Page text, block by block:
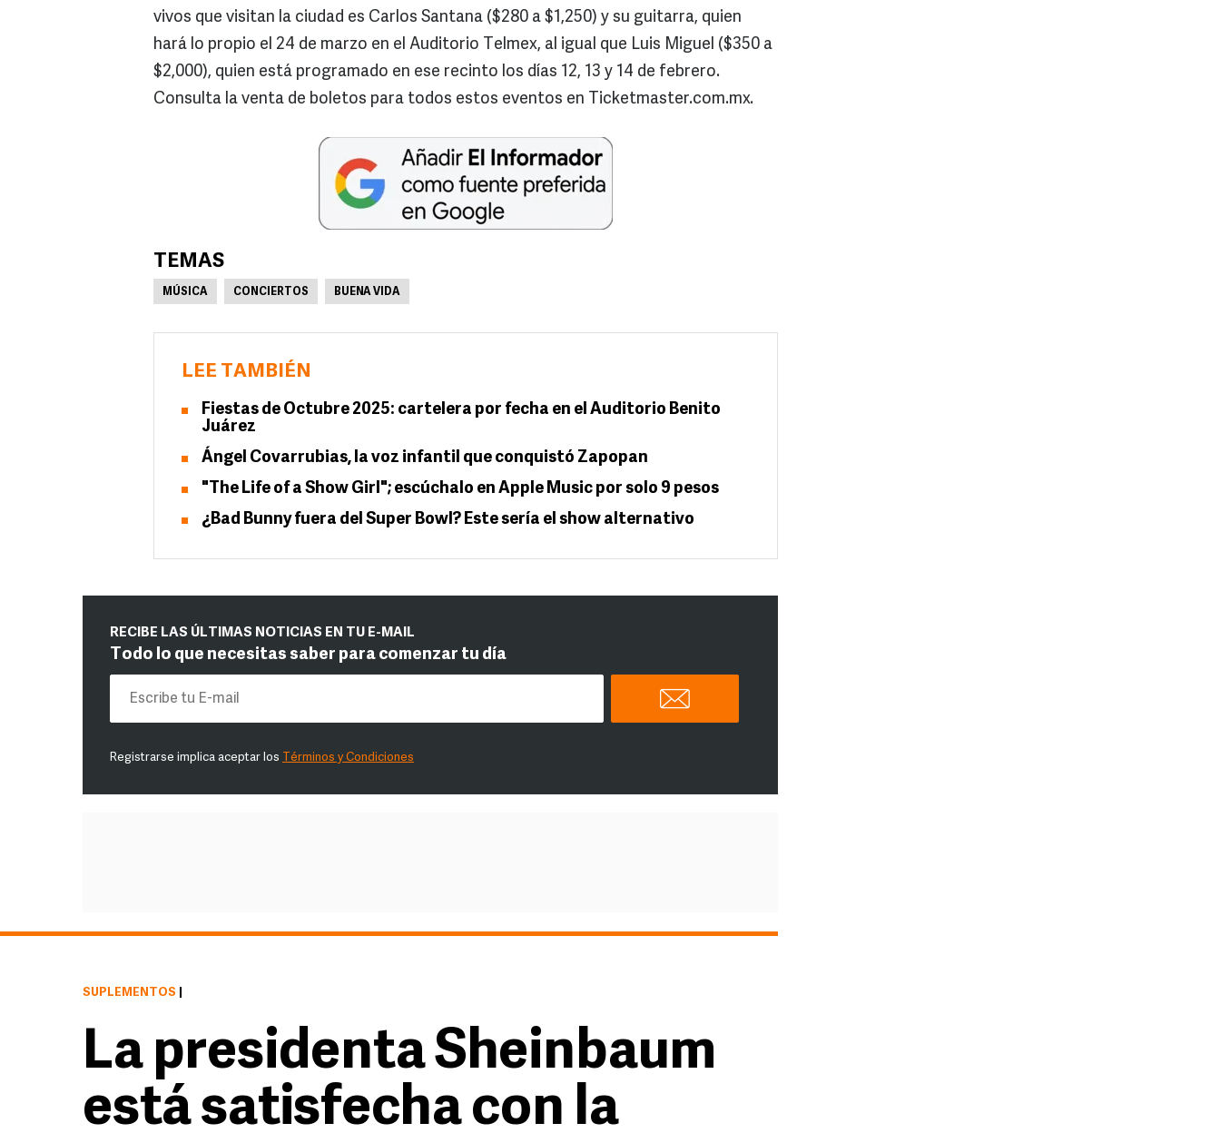
vivos que visitan la ciudad es Carlos Santana ($280 a $1,250) y su guitarra, quien
hará lo propio el 24 de marzo en el Auditorio Telmex, al igual que Luis Miguel ($350 a
$2,000), quien está programado en ese recinto los días 12, 13 y 14 de febrero.
Consulta la venta de boletos para todos estos eventos en Ticketmaster.com.mx.
TEMAS
MÚSICA CONCIERTOS BUENA VIDA
LEE TAMBIÉN
Fiestas de Octubre 2025: cartelera por fecha en el Auditorio Benito
Juárez
Ángel Covarrubias, la voz infantil que conquistó Zapopan
"The Life of a Show Girl"; escúchalo en Apple Music por solo 9 pesos
¿Bad Bunny fuera del Super Bowl? Este sería el show alternativo
RECIBE LAS ÚLTIMAS NOTICIAS EN TU E-MAIL
Todo lo que necesitas saber para comenzar tu día
Registrarse implica aceptar los Términos y Condiciones
SUPLEMENTOS
La presidenta Sheinbaum
está satisfecha con la